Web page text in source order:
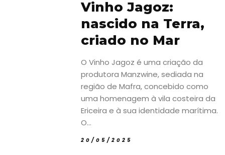
Vinho Jagoz:
nascido na Terra,
criado no Mar
O Vinho Jagoz é uma criação da
produtora Manzwine, sediada na
região de Mafra, concebido como
uma homenagem à vila costeira da
Ericeira e à sua identidade marítima.
O...
20/05/2025